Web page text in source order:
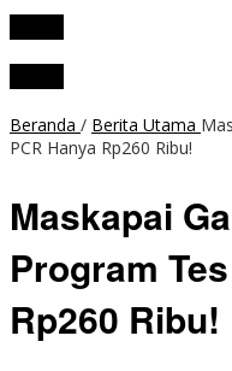
Beranda / Berita Utama
PCR Hanya Rp260 Ribu!
Maskapai
Program
Rp260 Ribu!